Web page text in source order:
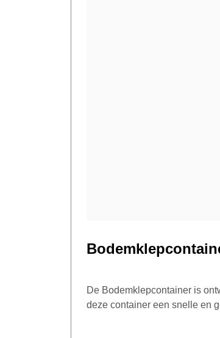
De Bodemklepcontainer is
deze container een snelle en